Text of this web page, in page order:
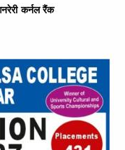
कर्नल रैंक